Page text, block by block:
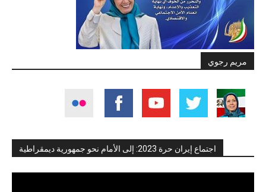
مريم رجوي
اجتماع إيران حرة 2023: إلى الأمام نحو جمهورية ديمقراطية